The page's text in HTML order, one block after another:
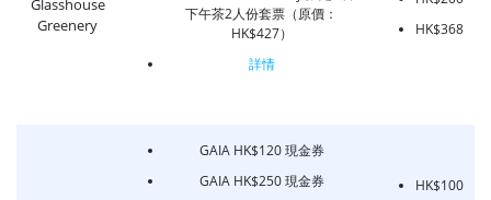
Glasshouse
Greenery
下午茶2人份套票（原價：
HK$427）
詳情
HK$368
GAIA HK$120 現金券
GAIA HK$250 現金券
HK$100